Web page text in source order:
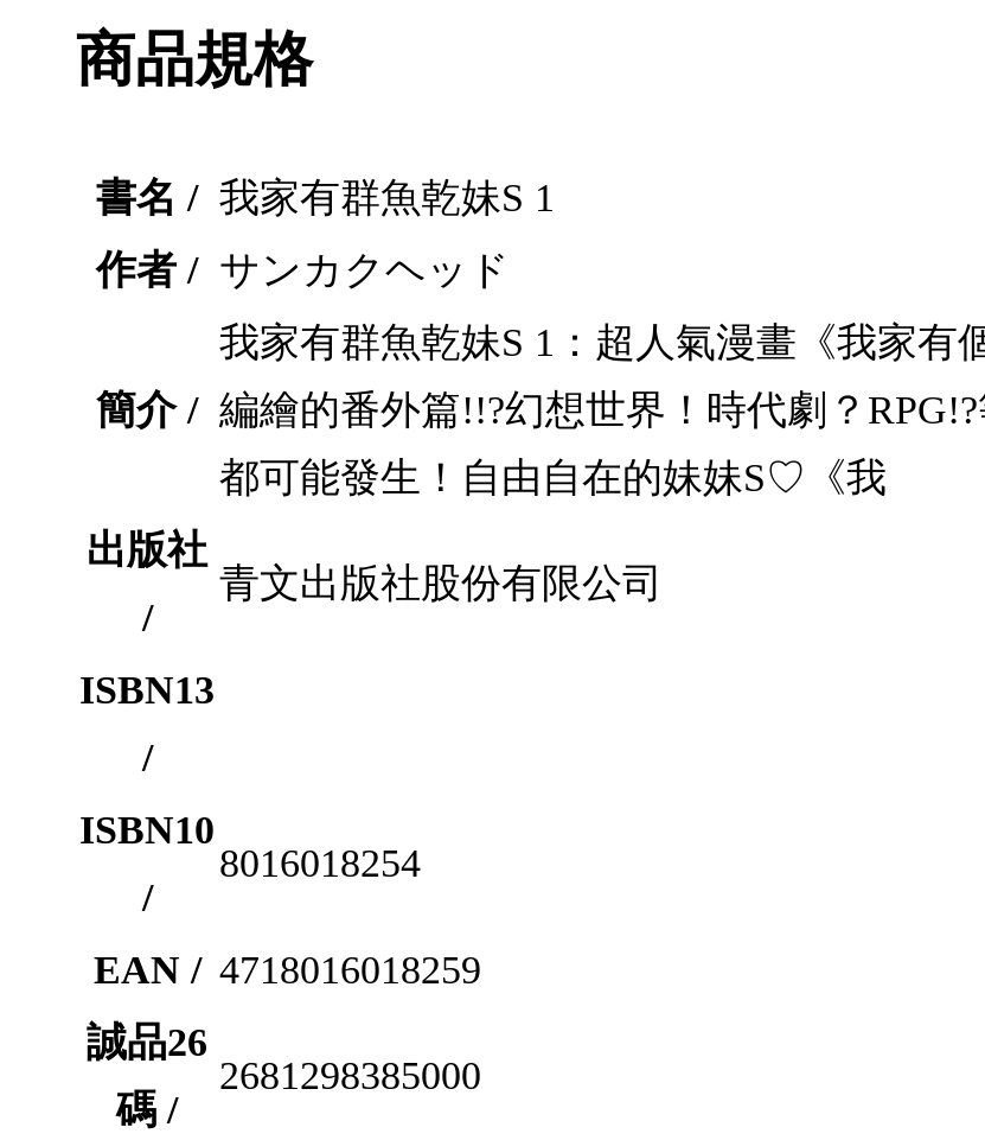
商品規格
書名 / 我家有群魚乾妹S 1
作者 / サンカクヘッド
簡介 /
我家有群魚乾妹S 1：超人氣漫畫《我家有
編繪的番外篇!!?幻想世界！時代劇？
都可能發生！自由自在的妹妹S♡《我
出版社
/
青文出版社股份有限公司
ISBN13
/
ISBN10
/
8016018254
EAN / 4718016018259
誠品26
碼 /
2681298385000